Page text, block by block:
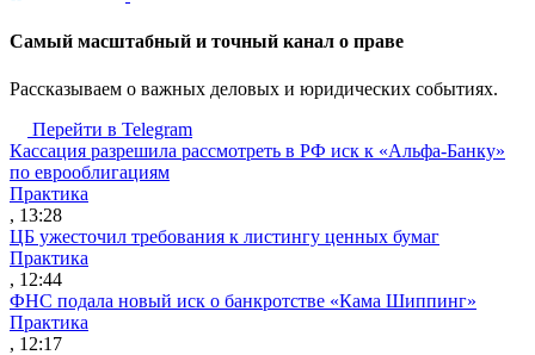
Cамый масштабный и точный канал о праве
Рассказываем о важных деловых и юридических событиях.
Перейти в Telegram
Кассация разрешила рассмотреть в РФ иск к «Альфа-Банку»
по еврооблигациям
Практика
, 13:28
ЦБ ужесточил требования к листингу ценных бумаг
Практика
, 12:44
ФНС подала новый иск о банкротстве «Кама Шиппинг»
Практика
, 12:17